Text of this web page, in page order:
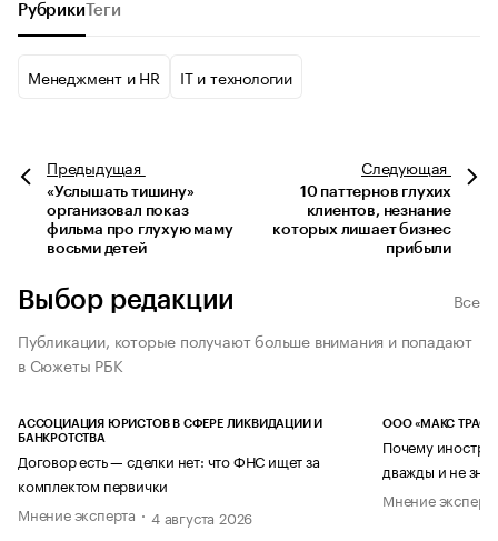
РубрикиТеги
Менеджмент и HR IT и технологии
Предыдущая
«Услышать тишину»
организовал показ
фильма про глухую маму
восьми детей
Следующая
10 паттернов глухих
клиентов, незнание
которых лишает бизнес
прибыли
Выбор редакции
Все
Публикации, которые получают больше внимания и попадают
в Сюжеты РБК
АССОЦИАЦИЯ ЮРИСТОВ В СФЕРЕ ЛИКВИДАЦИИ И
БАНКРОТСТВА
Договор есть — сделки нет: что ФНС ищет за
комплектом первички
Мнение эксперта
4 августа 2026
ООО «МАКС ТРАСТ»
Почему
дважды и не
Мнение